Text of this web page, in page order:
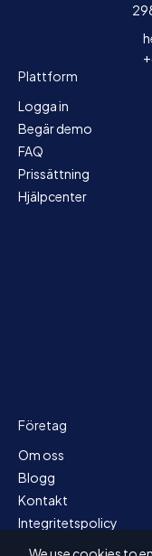
Plattform
Logga in
Begär demo
FAQ
Prissättning
Hjälpcenter
Företag
Om oss
Blogg
Kontakt
Integritetspolicy
Webbplatskarta